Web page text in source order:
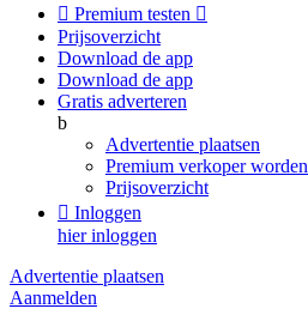
 Premium testen 
Prijsoverzicht
Download de app
Download de app
Gratis adverteren
b
Advertentie plaatsen
Premium verkoper worden
Prijsoverzicht
 Inloggen
hier inloggen
Advertentie plaatsen
Aanmelden